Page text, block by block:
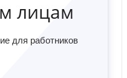
лицам
для работников